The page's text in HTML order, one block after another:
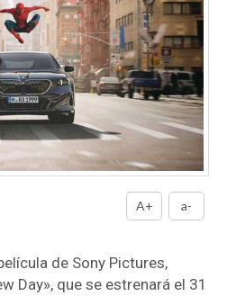
A+ a-
de Sony Pictures,
Day», que se estrenará el 31